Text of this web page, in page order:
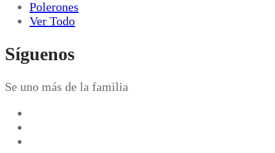
Polerones
Ver Todo
Síguenos
Se uno más de la familia